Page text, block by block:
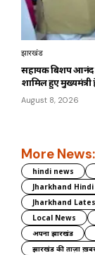
झारखंड
सहायक बिशप आनंद
शामिल हुए
August 8, 2026
More News:
hindi news
Jharkhand Hindi
Jharkhand
Local News
अपना झारखंड
झारखंड की ताज़ा